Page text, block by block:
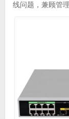
线问题，兼顾管